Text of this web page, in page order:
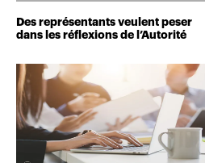
Des représentants veulent peser
dans les réflexions de l’Autorité